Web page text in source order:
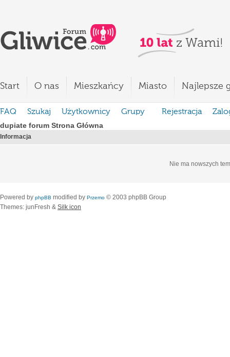
Start O nas Mieszkańcy Miasto Najlepsze
FAQ Szukaj Użytkownicy Grupy Rejestracja
dupiate forum Strona Główna
Informacja
Nie ma nowszych
Powered by phpBB modified by Przemo © 2003 phpBB Group
Themes: junFresh & Silk icon